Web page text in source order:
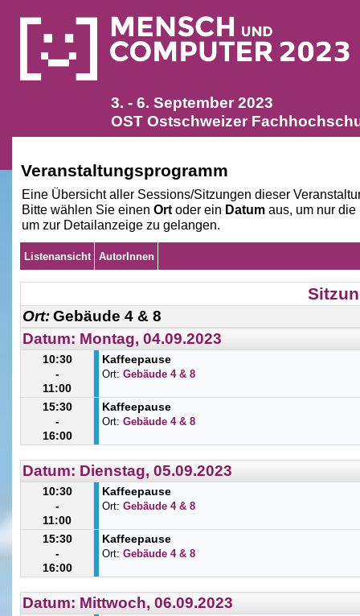
3. - 6. September 2023
OST Ostschweizer
Veranstaltungsprogramm
Eine Übersicht aller Sessions/Sitzungen dieser
Bitte wählen Sie einen Ortoder ein Datumaus, um nur die
um zur Detailanzeige zu gelangen.
Listen­ansicht AutorInnen
Ort:Gebäude 4 & 8
Datum: Montag, 04.09.2023
10:30
-
11:00
Kaffeepause
Ort: Gebäude 4 & 8
15:30
-
16:00
Kaffeepause
Ort: Gebäude 4 & 8
Datum: Dienstag, 05.09.2023
10:30
-
11:00
Kaffeepause
Ort: Gebäude 4 & 8
15:30
-
16:00
Kaffeepause
Ort: Gebäude 4 & 8
Datum: Mittwoch, 06.09.2023